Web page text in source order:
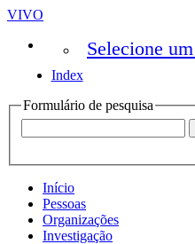
VIVO
Selecione
Index
Formulário de pesquisa
Início
Pessoas
Organizações
Investigação